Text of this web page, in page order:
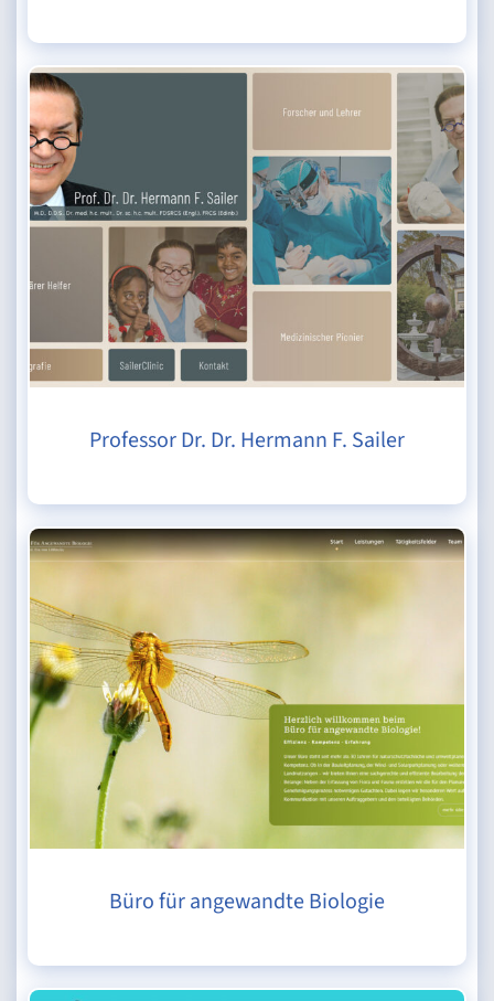
Professor Dr. Dr. Hermann F. Sailer
Büro für angewandte Biologie